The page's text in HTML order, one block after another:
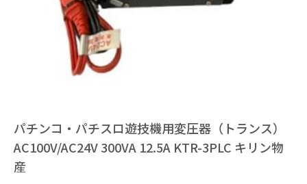
パチンコ・パチスロ遊技機用変圧器（トランス）
AC100V/AC24V 300VA 12.5A KTR-3PLC キリン物
産